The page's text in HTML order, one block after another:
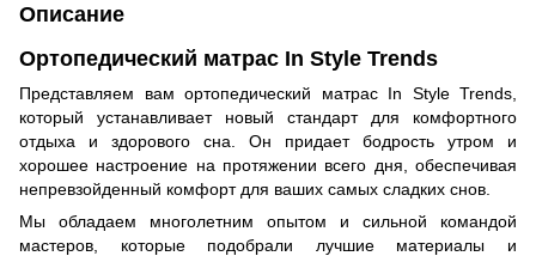
Описание
Ортопедический матрас In Style Trends
Представляем вам ортопедический матрас In Style Trends,
который устанавливает новый стандарт для комфортного
отдыха и здорового сна. Он придает бодрость утром и
хорошее настроение на протяжении всего дня, обеспечивая
непревзойденный комфорт для ваших самых сладких снов.
Мы обладаем многолетним опытом и сильной командой
мастеров, которые подобрали лучшие материалы и